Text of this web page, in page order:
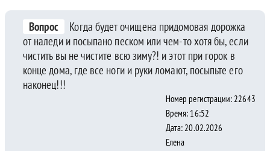
Вопрос
Когда будет очищена придомовая дорожка
от наледи и посыпано песком или чем-то хотя бы, если
чистить вы не чистите всю зиму?! и этот при горок в
конце дома, где все ноги и руки ломают, посыпьте его
наконец!!!
Номер регистрации: 22643
Время: 16:52
Дата: 20.02.2026
Елена